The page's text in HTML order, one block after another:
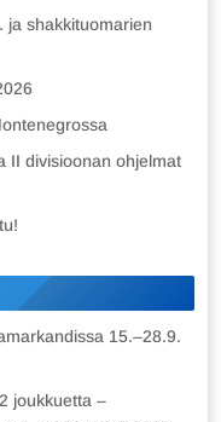
ja shakkituomarien
II divisioonan ohjelmat
15.–28.9.
joukkuetta –